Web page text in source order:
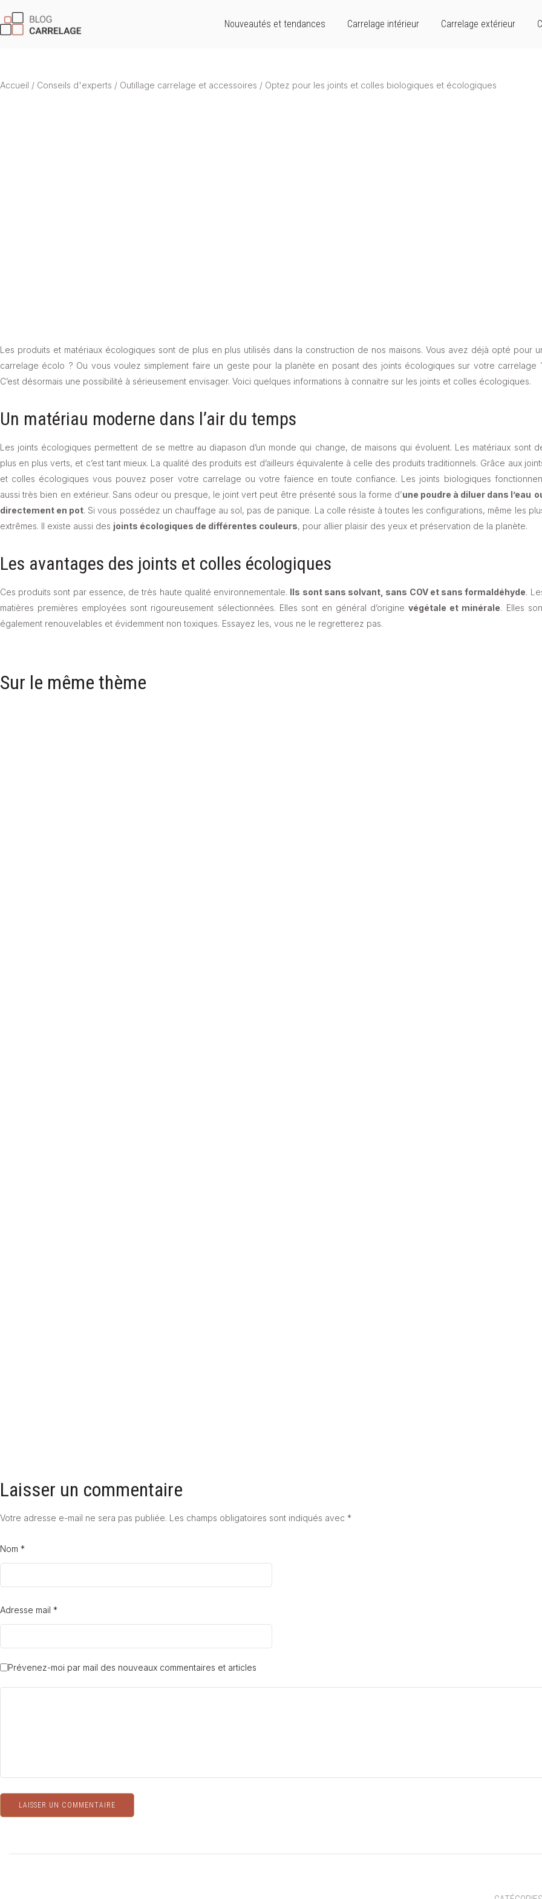
Nouveautés et tendances Carrelage intérieur Carrelage extérieur
Accueil / Conseils d'experts / Outillage carrelage et accessoires / Optez pour les joints et colles biologiques et écologiques
Les produits et matériaux écologiques sont de plus en plus utilisés dans la construction de nos maisons. Vous avez déjà opté pour
carrelage écolo ? Ou vous voulez simplement faire un geste pour la planète en posant des joints écologiques sur votre carrelage
C’est désormais une possibilité à sérieusement envisager. Voici quelques informations à connaitre sur les joints et colles écologiques.
Un matériau moderne dans l’air du temps
Les joints écologiques permettent de se mettre au diapason d’un monde qui change, de maisons qui évoluent. Les matériaux sont
plus en plus verts, et c’est tant mieux. La qualité des produits est d’ailleurs équivalente à celle des produits traditionnels. Grâce aux
et colles écologiques vous pouvez poser votre carrelage ou votre faïence en toute confiance. Les joints biologiques
aussi très bien en extérieur. Sans odeur ou presque, le joint vert peut être présenté sous la forme d’une poudre à diluer dans l’eau
directement en pot. Si vous possédez un chauffage au sol, pas de panique. La colle résiste à toutes les configurations, même les
extrêmes. Il existe aussi des joints écologiques de différentes couleurs, pour allier plaisir des yeux et préservation de la planète.
Les avantages des joints et colles écologiques
Ces produits sont par essence, de très haute qualité environnementale. Ils sont sans solvant, sans COV et sans formaldéhyde.
matières premières employées sont rigoureusement sélectionnées. Elles sont en général d’originevégétale et minérale. Elles
également renouvelables et évidemment non toxiques. Essayez les, vous ne le regretterez pas.
Sur le même thème
Laisser un commentaire
Votre adresse e-mail ne sera pas publiée. Les champs obligatoires sont indiqués avec *
Nom *
Adresse mail *
Prévenez-moi par mail des nouveaux commentaires et articles